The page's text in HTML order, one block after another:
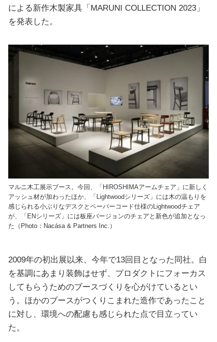
による新作木製家具「MARUNI COLLECTION 2023」
を発表した。
マルニ木工展示ブース。今回、「HIROSHIMAアームチェア」に新しく
アッシュ材が加わったほか、「Lightwoodシリーズ」には木の温もりを
感じられる小ぶりなデスクとペーパーコード仕様のLightwoodチェア
が、「ENシリーズ」には板座バージョンのチェアと新色が追加となっ
た（Photo：Nacása & Partners Inc.）
2009年の初出展以来、今年で13回目となった同社。白
を基調にあまり装飾はせず、プロダクトにフォーカス
してもらうためのブースづくりを心がけているとい
う。ほかのブースがつくりこまれた造作であったこと
に対し、環境への配慮も感じられた点で目立ってい
た。